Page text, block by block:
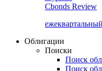
Cbonds Review